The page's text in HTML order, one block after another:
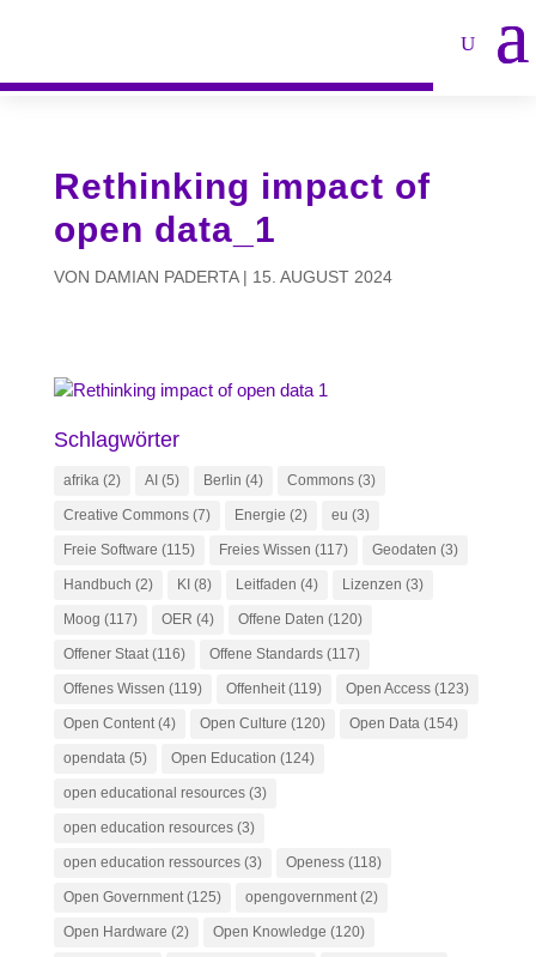
Rethinking impact of
open data_1
VON DAMIAN PADERTA| 15. AUGUST 2024
Schlagwörter
afrika(2) AI (5) Berlin (4) Commons(3)
Creative Commons(7) Energie (2) eu (3)
Freie Software (115) Freies Wissen (117) Geodaten (3)
Handbuch (2) KI (8) Leitfaden (4) Lizenzen (3)
Moog (117) OER (4) Offene Daten (120)
Offener Staat(116) Offene Standards(117)
Offenes Wissen (119) Offenheit(119) Open Access(123)
Open Content(4) Open Culture (120) Open Data(154)
opendata(5) Open Education (124)
open educational resources(3)
open education resources(3)
open education ressources(3) Openess(118)
Open Government(125) opengovernment(2)
Open Hardware (2) Open Knowledge (120)